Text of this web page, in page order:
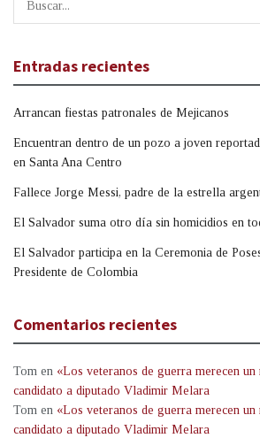
Entradas recientes
Arrancan fiestas patronales de Mejicanos
Encuentran dentro de un pozo a joven
en Santa Ana Centro
Fallece Jorge Messi, padre de la estrella
El Salvador suma otro día sin homicidios en
El Salvador participa en la Ceremonia de
Presidente de Colombia
Comentarios recientes
Tom en «Los veteranos de guerra merecen
candidato a diputado Vladimir Melara
Tom en «Los veteranos de guerra merecen
candidato a diputado Vladimir Melara